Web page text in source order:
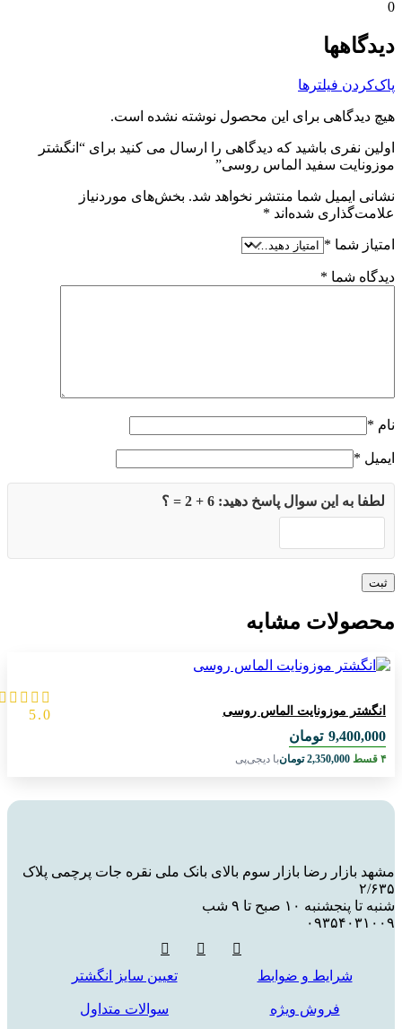
فیلترها
دیدگاهی برای این محصول نوشته نشده است.
نفری باشید که دیدگاهی را ارسال می کنید برای “انگشتر
سفید الماس روسی”
ایمیل شما منتشر نخواهد شد. بخش‌های موردنیاز
شده‌اند*
شما*
شما*
*
*
لطفا به این سوال پاسخ دهید: 6 + 2 = ؟
مشابه
انگشتر موزونایت الماس روسی
5.0
9,400,000 تومان
2,350,000 تومانبا دیجی‌پی
بازار رضا بازار سوم بالای بانک ملی نقره جات پرچمی پلاک
۶۳۵
تا پنجشنبه ۱۰ صبح تا ۹ شب
شرایط و ضوابط
فروش ویژه
تعیین سایز انگشتر
سوالات متداول